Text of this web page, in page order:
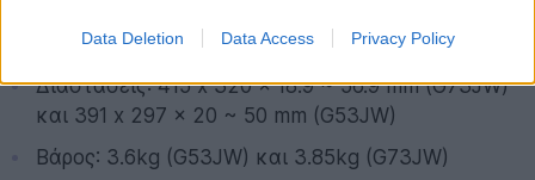
Data Deletion Data Access Privacy Policy
Λειτουργικό σύστημα Windows 7 Professional
Διαστάσεις: 415 x 320 x 18.9 ~ 56.9 mm (G73JW)
και 391 x 297 x 20 ~ 50 mm (G53JW)
Βάρος: 3.6kg (G53JW) και 3.85kg (G73JW)